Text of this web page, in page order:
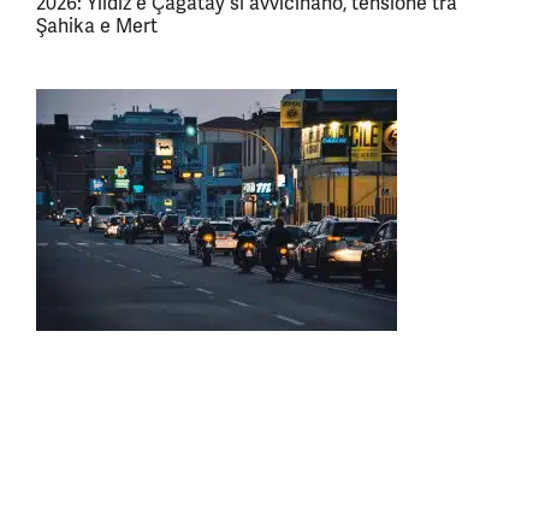
Şahika e Mert